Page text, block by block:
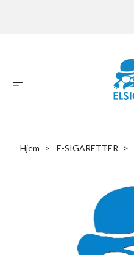
Hjem E-SIGARETTER